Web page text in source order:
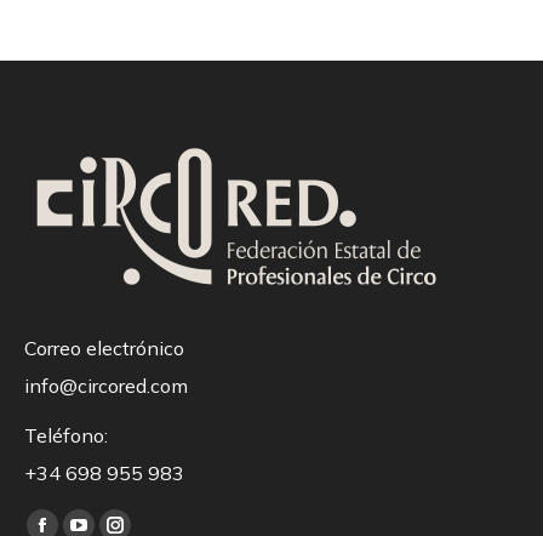
Correo electrónico
info@circored.com
Teléfono:
+34 698 955 983
Encuéntranos en: